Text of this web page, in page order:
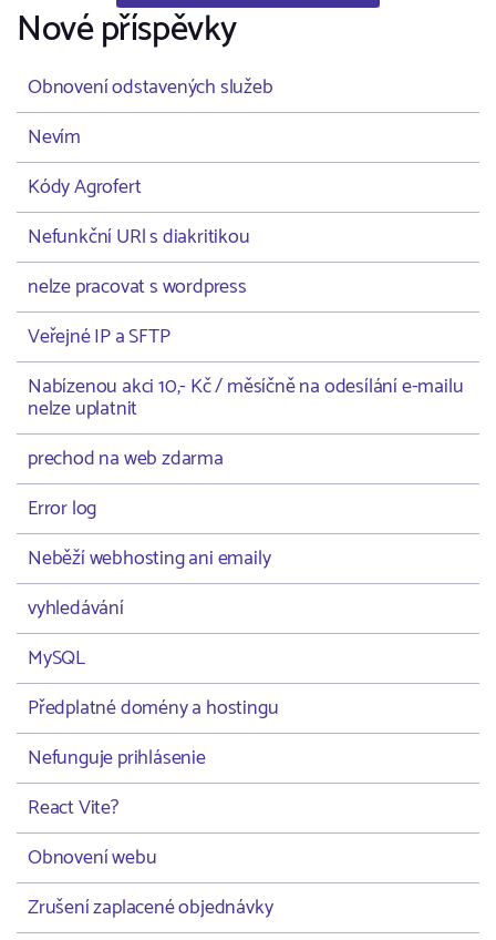
Nové příspěvky
Obnovení odstavených služeb
Nevím
Kódy Agrofert
Nefunkční URl s diakritikou
nelze pracovat s wordpress
Veřejné IP a SFTP
Nabízenou akci 10,- Kč / měsíčně na odesílání e-mailu
nelze uplatnit
prechod na web zdarma
Error log
Neběží webhosting ani emaily
vyhledávání
MySQL
Předplatné domény a hostingu
Nefunguje prihlásenie
React Vite?
Obnovení webu
Zrušení zaplacené objednávky